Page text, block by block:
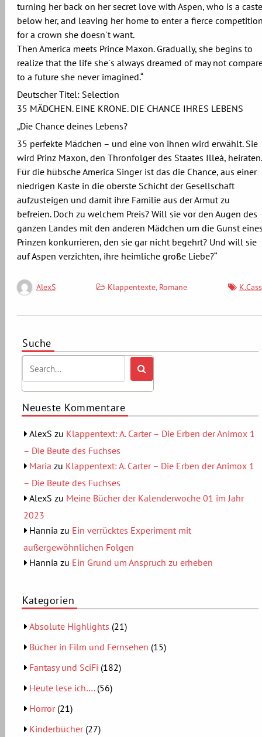
turning her back on her secret love with Aspen, who is a caste
below her, and leaving her home to enter a fierce
for a crown she doesn´t want.
Then America meets Prince Maxon. Gradually, she begins to
realize that the life she´s always dreamed of may not
to a future she never imagined.“
Deutscher Titel: Selection
35 MÄDCHEN. EINE KRONE. DIE CHANCE IHRES LEBENS
„Die Chance deines Lebens?
35 perfekte Mädchen – und eine von ihnen wird erwählt. Sie
wird Prinz Maxon, den Thronfolger des Staates Illeá, heiraten.
Für die hübsche America Singer ist das die Chance, aus einer
niedrigen Kaste in die oberste Schicht der Gesellschaft
aufzusteigen und damit ihre Familie aus der Armut zu
befreien. Doch zu welchem Preis? Will sie vor den Augen des
ganzen Landes mit den anderen Mädchen um die Gunst
Prinzen konkurrieren, den sie gar nicht begehrt? Und will sie
auf Aspen verzichten, ihre heimliche große Liebe?“
AlexS Klappentexte, Romane K.Cass
Suche
Neueste Kommentare
AlexS zu Klappentext: A. Carter – Die Erben der Animox 1
– Die Beute des Fuchses
Maria zu Klappentext: A. Carter – Die Erben der Animox 1
– Die Beute des Fuchses
AlexS zu Meine Bücher der Kalenderwoche 01 im Jahr
2023
Hannia zu Ein verrücktes Experiment mit
außergewöhnlichen Folgen
Hannia zu Ein Grund um Anspruch zu erheben
Kategorien
Absolute Highlights (21)
Bücher in Film und Fernsehen (15)
Fantasy und SciFi (182)
Heute lese ich….(56)
Horror(21)
Kinderbücher(27)